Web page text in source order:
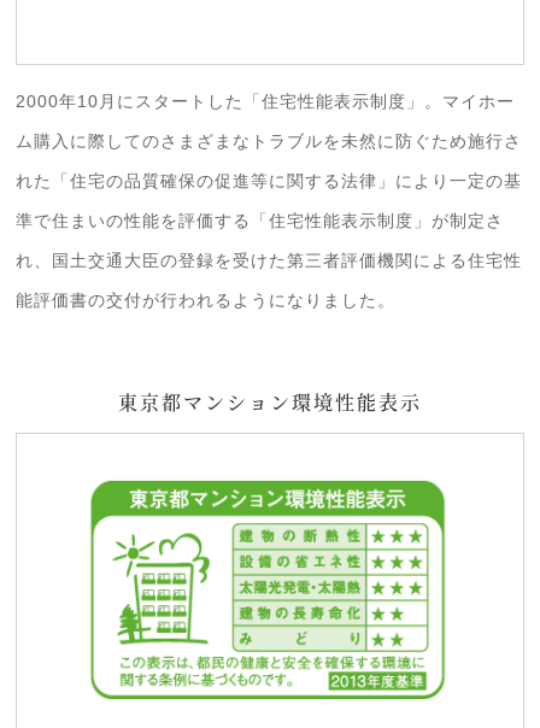
2000年10月にスタートした「住宅性能表示制度」。マイホー
ム購入に際してのさまざまなトラブルを未然に防ぐため施行さ
れた「住宅の品質確保の促進等に関する法律」により一定の基
準で住まいの性能を評価する「住宅性能表示制度」が制定さ
れ、国土交通大臣の登録を受けた第三者評価機関による住宅性
能評価書の交付が行われるようになりました。
東京都マンション環境性能表示